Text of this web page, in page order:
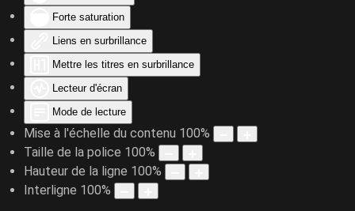
Forte saturation
Liens en surbrillance
Mettre les titres en surbrillance
Lecteur d'écran
Mode de lecture
Mise à l'échelle du contenu 100%
Taille de la police 100%
Hauteur de la ligne 100%
Interligne 100%